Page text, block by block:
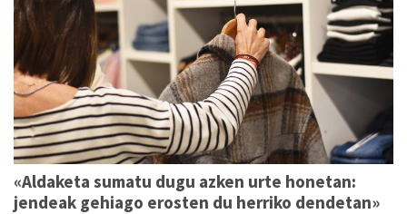
«Aldaketa sumatu dugu azken urte honetan:
jendeak gehiago erosten du herriko dendetan»